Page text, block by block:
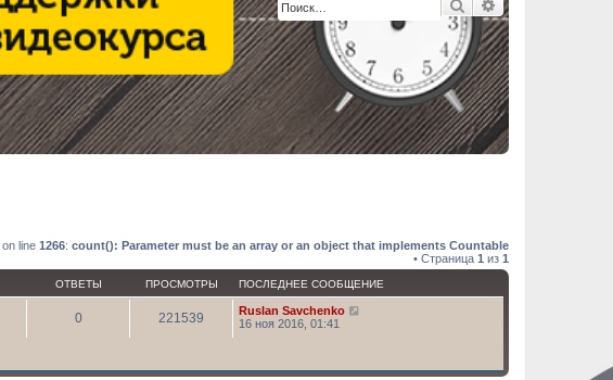
ПоискРасширенный
on line 1266: count(): Parameter must be an array or an object that implements Countable
• Страница 1 из 1
ОТВЕТЫ ПРОСМОТРЫ ПОСЛЕДНЕЕ СООБЩЕНИЕ
0 221539
Ruslan Savchenko
16 ноя 2016, 01:41